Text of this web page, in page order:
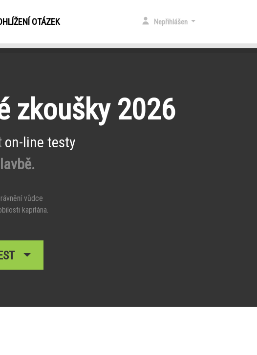
OTÁZEK Nepřihlášen
zkoušky 2026
on-line testy
vůdce
kapitána.